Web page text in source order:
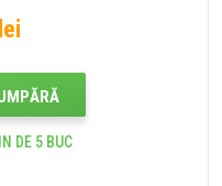
DE 5 BUC